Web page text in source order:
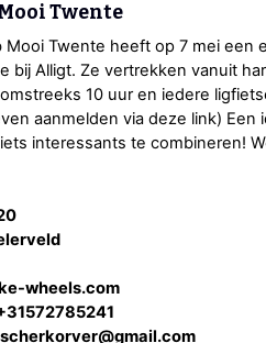
Twente
Mooi Twente heeft op 7 mei een
bij Alligt. Ze vertrekken vanuit
10 uur en iedere
aanmelden via deze link)
interessants te combineren!
wheels.com